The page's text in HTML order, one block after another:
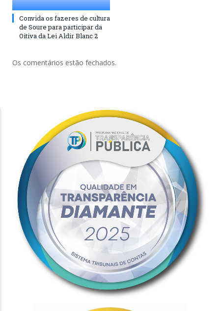
Convida os fazeres de cultura
de Soure para participar da
Oitiva da Lei Aldir Blanc 2
Os comentários estão fechados.